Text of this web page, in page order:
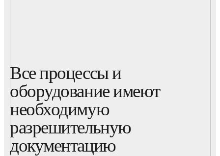
Все процессы и
оборудование имеют
необходимую
разрешительную
документацию